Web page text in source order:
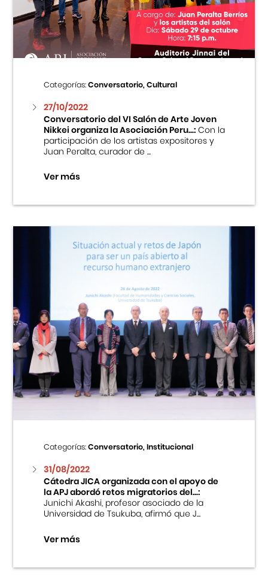
Centro Cultural Peruano Japonés
Cursos
Museo de la Inmigración Japonesa
Fondo Editorial
Teatro Peruano Japonés
Categorías:Conversatorio, Cultural
27/10/2022
Conversatorio del VI Salón de Arte Joven
Nikkei organiza la Asociación Peru...:Con la
participación de los artistas expositores y
Juan Peralta, curador de ...
Ver más
Categorías:Conversatorio, Institucional
31/08/2022
Cátedra JICA organizada con el apoyo de
la APJ abordó retos migratorios del...:
Junichi Akashi, profesor asociado de la
Universidad de Tsukuba, afirmó que J...
Ver más